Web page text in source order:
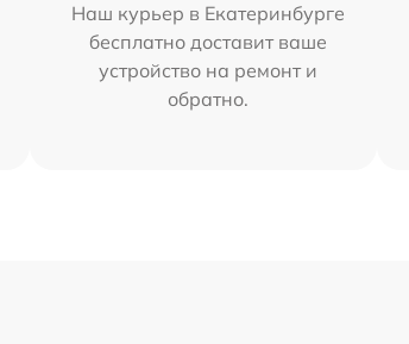
Наш курьер в Екатеринбурге
бесплатно доставит ваше
устройство на ремонт и
обратно.